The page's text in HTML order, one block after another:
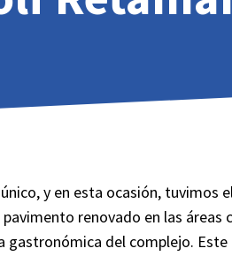
y en esta ocasión, tuvimos
renovado en las
gastronómica del complejo.